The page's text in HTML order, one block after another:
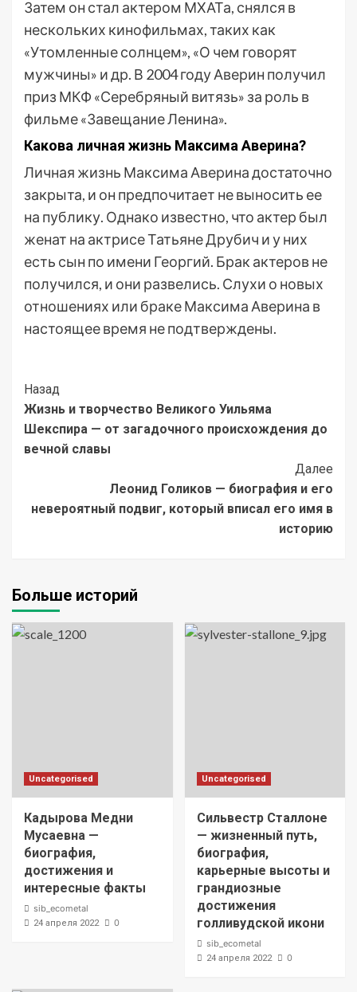
Затем он стал актером МХАТа, снялся в
нескольких кинофильмах, таких как
«Утомленные солнцем», «О чем говорят
мужчины» и др. В 2004 году Аверин получил
приз МКФ «Серебряный витязь» за роль в
фильме «Завещание Ленина».
Какова личная жизнь Максима Аверина?
Личная жизнь Максима Аверина достаточно
закрыта, и он предпочитает не выносить ее
на публику. Однако известно, что актер был
женат на актрисе Татьяне Друбич и у них
есть сын по имени Георгий. Брак актеров не
получился, и они развелись. Слухи о новых
отношениях или браке Максима Аверина в
настоящее время не подтверждены.
Post
Navigation
Назад
Жизнь и творчество Великого Уильяма
Шекспира — от загадочного происхождения до
вечной славы
Далее
Леонид Голиков — биография и его
невероятный подвиг, который вписал его имя в
историю
Больше историй
Uncategorised
Кадырова Медни
Мусаевна —
биография,
достижения и
интересные факты
sib_ecometal
24 апреля 2022 0
Uncategorised
Сильвестр Сталлоне
— жизненный путь,
биография,
карьерные высоты и
грандиозные
достижения
голливудской икони
sib_ecometal
24 апреля 2022 0